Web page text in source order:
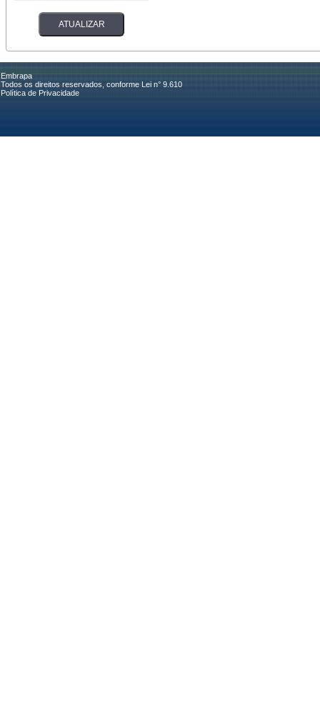
Embrapa
Todos os direitos reservados, conforme Lei n° 9.610
Política de Privacidade